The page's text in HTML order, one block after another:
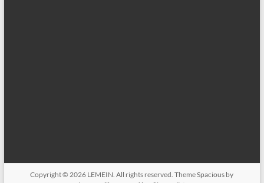
Copyright © 2026 LEMEIN. All rights reserved. ThemeSpacious by